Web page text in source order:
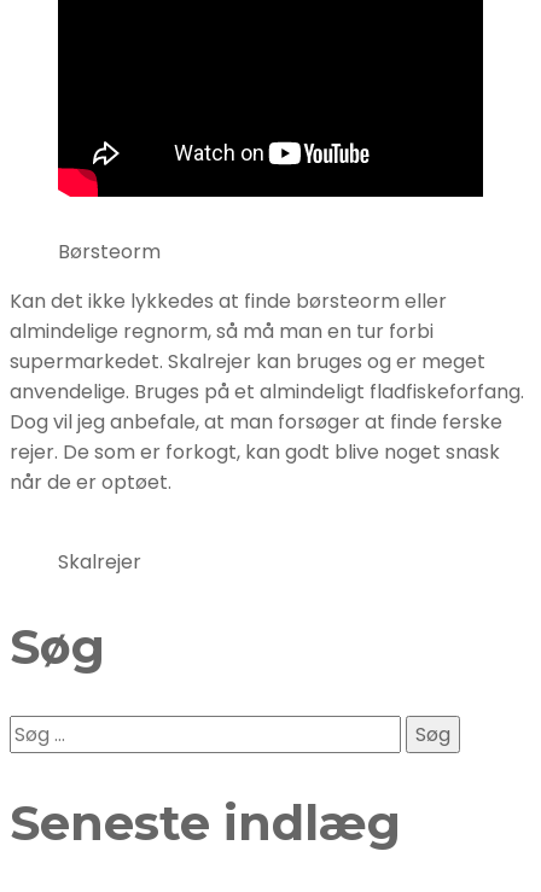
Børsteorm
Kan det ikke lykkedes at finde børsteorm eller
almindelige regnorm, så må man en tur forbi
supermarkedet. Skalrejer kan bruges og er meget
anvendelige. Bruges på et almindeligt fladfiskeforfang.
Dog vil jeg anbefale, at man forsøger at finde ferske
rejer. De som er forkogt, kan godt blive noget snask
når de er optøet.
Skalrejer
Søg
Søg
efter:
Seneste indlæg